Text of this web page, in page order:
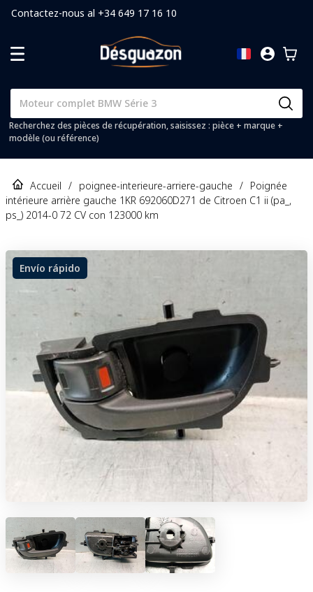
Contactez-nous al +34 649 17 16 10
Recherchez des pièces de récupération, saisissez : pièce + marque +
modèle (ou référence)
Accueil / poignee-interieure-arriere-gauche / Poignée
intérieure arrière gauche 1KR 692060D271 de Citroen C1 ii (pa_,
ps_) 2014-0 72 CV con 123000 km
Envío rápido